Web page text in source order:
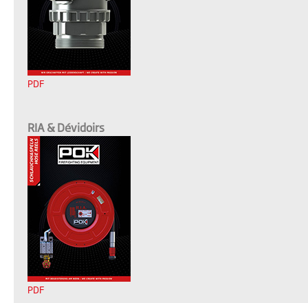
PDF
RIA & Dévidoirs
PDF